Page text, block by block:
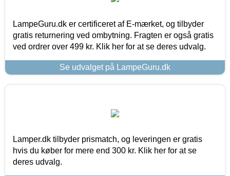
LampeGuru.dk er certificeret af E-mærket, og tilbyder
gratis returnering ved ombytning. Fragten er også gratis
ved ordrer over 499 kr. Klik her for at se deres udvalg.
Se udvalget på LampeGuru.dk
Lamper.dk tilbyder prismatch, og leveringen er gratis
hvis du køber for mere end 300 kr. Klik her for at se
deres udvalg.